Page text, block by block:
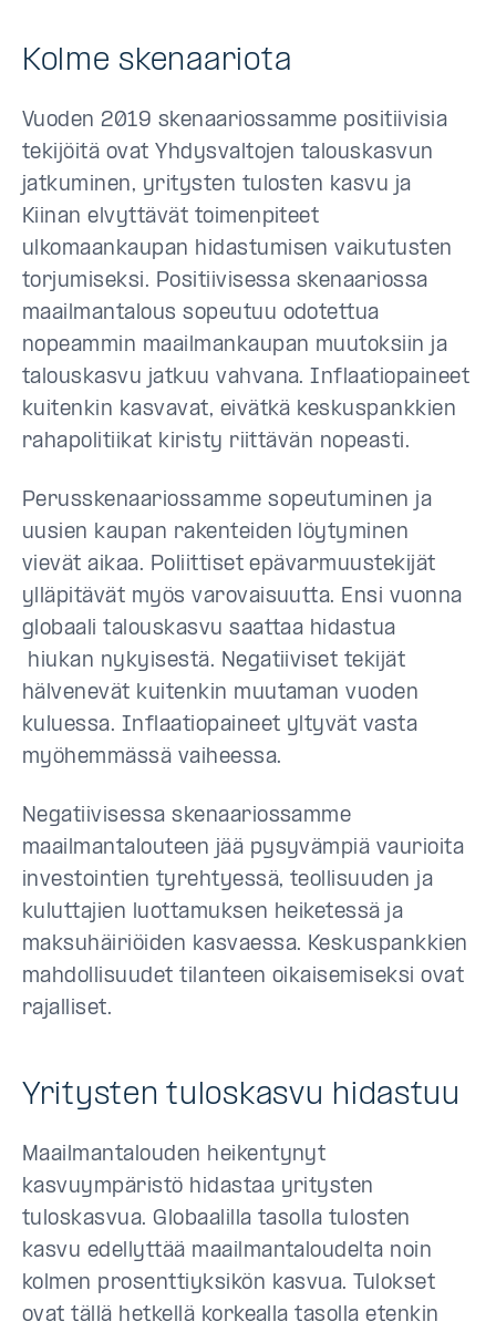
Kolme skenaariota
Vuoden 2019 skenaariossamme positiivisia
tekijöitä ovat Yhdysvaltojen talouskasvun
jatkuminen, yritysten tulosten kasvu ja
Kiinan elvyttävät toimenpiteet
ulkomaankaupan hidastumisen vaikutusten
torjumiseksi. Positiivisessa skenaariossa
maailmantalous sopeutuu odotettua
nopeammin maailmankaupan muutoksiin ja
talouskasvu jatkuu vahvana. Inflaatiopaineet
kuitenkin kasvavat, eivätkä keskuspankkien
rahapolitiikat kiristy riittävän nopeasti.
Perusskenaariossamme sopeutuminen ja
uusien kaupan rakenteiden löytyminen
vievät aikaa. Poliittiset epävarmuustekijät
ylläpitävät myös varovaisuutta. Ensi vuonna
globaali talouskasvu saattaa hidastua
hiukan nykyisestä. Negatiiviset tekijät
hälvenevät kuitenkin muutaman vuoden
kuluessa. Inflaatiopaineet yltyvät vasta
myöhemmässä vaiheessa.
Negatiivisessa skenaariossamme
maailmantalouteen jää pysyvämpiä vaurioita
investointien tyrehtyessä, teollisuuden ja
kuluttajien luottamuksen heiketessä ja
maksuhäiriöiden kasvaessa. Keskuspankkien
mahdollisuudet tilanteen oikaisemiseksi ovat
rajalliset.
Yritysten tuloskasvu hidastuu
Maailmantalouden heikentynyt
kasvuympäristö hidastaa yritysten
tuloskasvua. Globaalilla tasolla tulosten
kasvu edellyttää maailmantaloudelta noin
kolmen prosenttiyksikön kasvua. Tulokset
ovat tällä hetkellä korkealla tasolla etenkin